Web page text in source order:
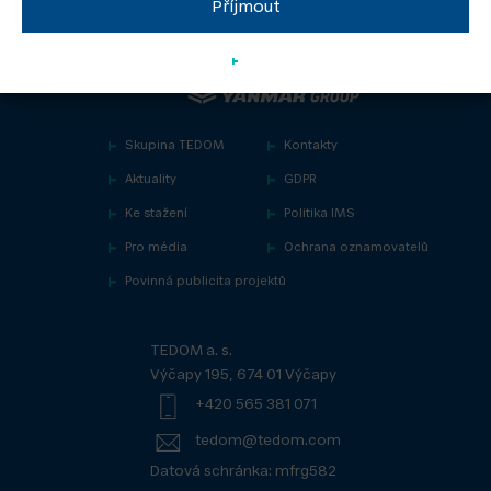
Příjmout
Skupina TEDOM Kontakty
Aktuality GDPR
Ke stažení Politika IMS
Pro média Ochrana oznamovatelů
Povinná publicita projektů
TEDOM a. s.
Výčapy 195, 674 01 Výčapy
+420 565 381 071
tedom@tedom.com
Datová schránka: mfrg582